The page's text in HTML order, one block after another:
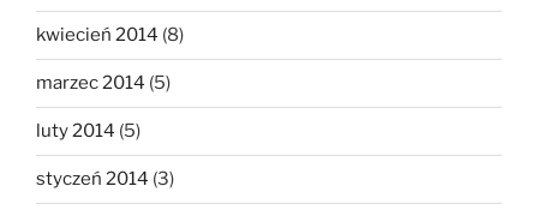
kwiecień 2014 (8)
marzec 2014 (5)
luty 2014 (5)
styczeń 2014 (3)